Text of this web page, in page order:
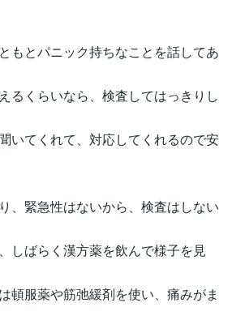
もとパニック持ちなことを話してあ
るくらいなら、検査してはっきりし
いてくれて、対応してくれるので安
、緊急性はないから、検査はしない
しばらく漢方薬を飲んで様子を見
頓服薬や筋弛緩剤を使い、痛みがま